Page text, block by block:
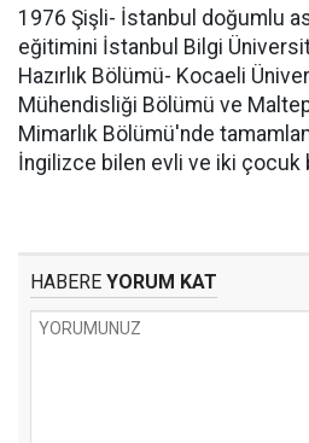
1976 Şişli- İstanbul doğumlu
eğitimini İstanbul Bilgi
Hazırlık Bölümü- Kocaeli
Mühendisliği Bölümü ve
Mimarlık Bölümü'nde
İngilizce bilen evli ve iki çocuk
HABERE YORUM KAT